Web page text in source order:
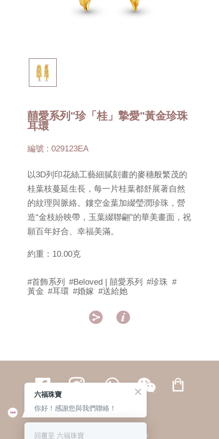
囍愛系列"珍「桂」摯愛"黃金珍珠
耳環
編號 : 029123EA
以3D列印花絲工藝細膩刻畫的麥穗般繁茂的
桂葉枝蔓延生長，每一片桂葉都舒展著自然
的紋理與脈絡。鏤空金葉加綴瑩潤珍珠，營
造“金枝紛映帶，玉葉綴聯翩”的華美畫面，祝
願百年好合、幸福美滿。
約重：10.00克
#首飾系列 #Beloved | 囍愛系列 #珍珠 #
黃金 #耳環 #婚嫁 #送給她
 
繁體 | 簡体
© 六福集團 版權所有 不得轉載 私隱政策
六福珠寶
你好！感謝您與我們聯絡！
回覆至 六福珠寶